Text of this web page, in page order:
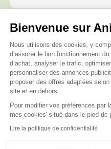
Bienvenue sur
Plateforme de
Nous utilisons des cookies, y
d’assurer le bon fonctionnement
d’achat, analyser le trafic,
personnaliser des annonces
proposer des offres adaptées
site et en dehors.
Pour modifier vos préférences par
mes cookies' situé dans le pied de
Lire la politique de confidentialité
Axeptio
Posez-nous
Ces produits